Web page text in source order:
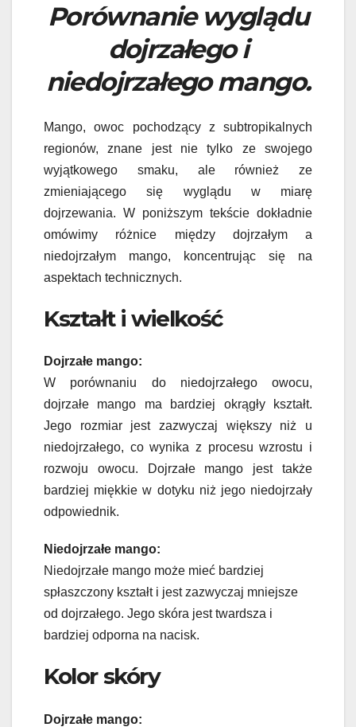
Porównanie wyglądu
dojrzałego i
niedojrzałego mango.
Mango, owoc pochodzący z subtropikalnych
regionów, znane jest nie tylko ze swojego
wyjątkowego smaku, ale również ze
zmieniającego się wyglądu w miarę
dojrzewania. W poniższym tekście dokładnie
omówimy różnice między dojrzałym a
niedojrzałym mango, koncentrując się na
aspektach technicznych.
Kształt i wielkość
Dojrzałe mango:
W porównaniu do niedojrzałego owocu,
dojrzałe mango ma bardziej okrągły kształt.
Jego rozmiar jest zazwyczaj większy niż u
niedojrzałego, co wynika z procesu wzrostu i
rozwoju owocu. Dojrzałe mango jest także
bardziej miękkie w dotyku niż jego niedojrzały
odpowiednik.
Niedojrzałe mango:
Niedojrzałe mango może mieć bardziej
spłaszczony kształt i jest zazwyczaj mniejsze
od dojrzałego. Jego skóra jest twardsza i
bardziej odporna na nacisk.
Kolor skóry
Dojrzałe mango: